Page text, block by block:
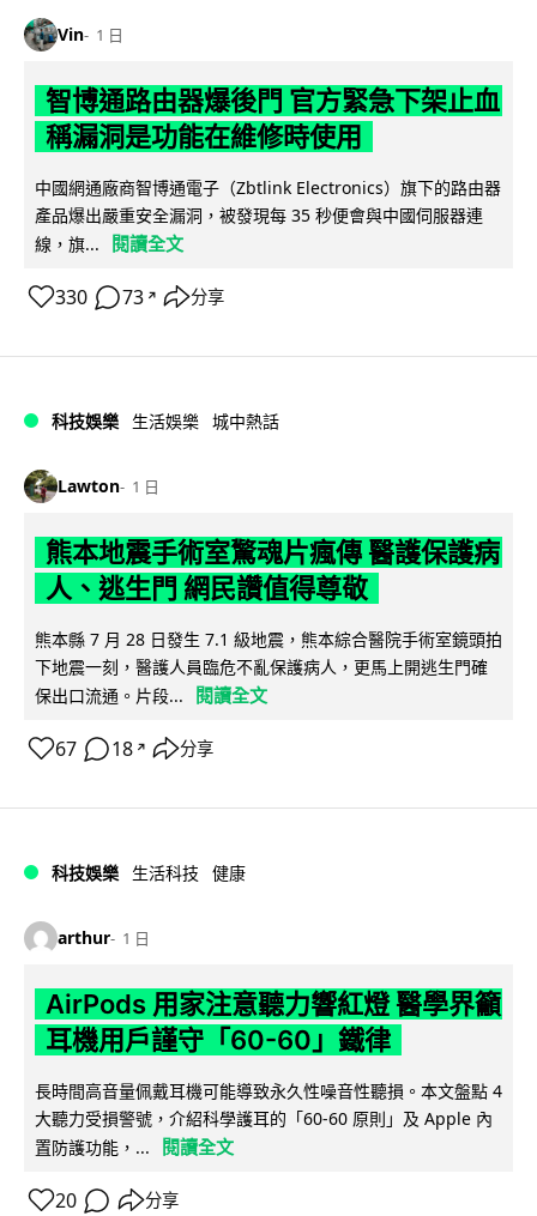
Vin 1 日
智博通路由器爆後門 官方緊急下架止血
稱漏洞是功能在維修時使用
中國網通廠商智博通電子（Zbtlink Electronics）旗下的路由器
產品爆出嚴重安全漏洞，被發現每 35 秒便會與中國伺服器連
線，旗...
閱讀全文
330 73 ↗ 分享
科技娛樂 生活娛樂 城中熱話
Lawton 1 日
熊本地震手術室驚魂片瘋傳 醫護保護病
人、逃生門 網民讚值得尊敬
熊本縣 7 月 28 日發生 7.1 級地震，熊本綜合醫院手術室鏡頭拍
下地震一刻，醫護人員臨危不亂保護病人，更馬上開逃生門確
保出口流通。片段...
閱讀全文
67 18 ↗ 分享
科技娛樂 生活科技 健康
arthur 1 日
AirPods 用家注意聽力響紅燈 醫學界籲
耳機用戶謹守「60-60」鐵律
長時間高音量佩戴耳機可能導致永久性噪音性聽損。本文盤點 4
大聽力受損警號，介紹科學護耳的「60-60 原則」及 Apple 內
置防護功能，...
閱讀全文
20 分享